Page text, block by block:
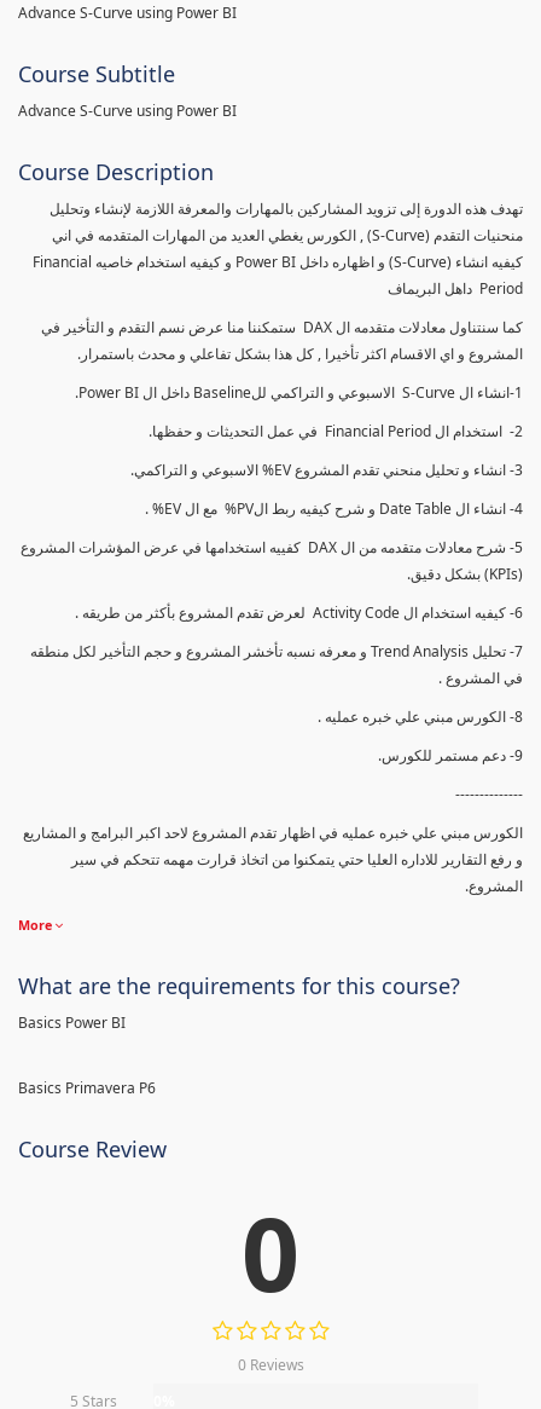
Advance S-Curve using Power BI
Course Subtitle
Advance S-Curve using Power BI
Course Description
تهدف هذه الدورة إلى تزويد المشاركين بالمهارات والمعرفة اللازمة لإنشاء وتحليل
منحنيات التقدم (S-Curve) , الكورس يغطي العديد من المهارات المتقدمه في اني
كيفيه انشاء (S-Curve) و اظهاره داخل Power BI و كيفيه استخدام خاصيه Financial
Period داهل البريماف
كما سنتناول معادلات متقدمه ال DAX ستمكننا منا عرض نسم التقدم و التأخير في
المشروع و اي الاقسام اكثر تأخيرا , كل هذا بشكل تفاعلي و محدث باستمرار.
1-انشاء ال S-Curve الاسبوعي و التراكمي للBaseline داخل ال Power BI.
2- استخدام ال Financial Period في عمل التحديثات و حفظها.
3- انشاء و تحليل منحني تقدم المشروع EV% الاسبوعي و التراكمي.
4- انشاء ال Date Table و شرح كيفيه ربط الPV% مع ال EV% .
5- شرح معادلات متقدمه من ال DAX كفييه استخدامها في عرض المؤشرات المشروع
(KPIs) بشكل دقيق.
6- كيفيه استخدام ال Activity Code لعرض تقدم المشروع بأكثر من طريقه .
7- تحليل Trend Analysis و معرفه نسبه تأخشر المشروع و حجم التأخير لكل منطقه
في المشروع .
8- الكورس مبني علي خبره عمليه .
9- دعم مستمر للكورس.
--------------
الكورس مبني علي خبره عمليه في اظهار تقدم المشروع لاحد اكبر البرامج و المشاريع
و رفع التقارير للاداره العليا حتي يتمكنوا من اتخاذ قرارت مهمه تتحكم في سير
المشروع.
More
What are the requirements for this course?
Basics Power BI
Basics Primavera P6
Course Review
0
0 Reviews
5 Stars